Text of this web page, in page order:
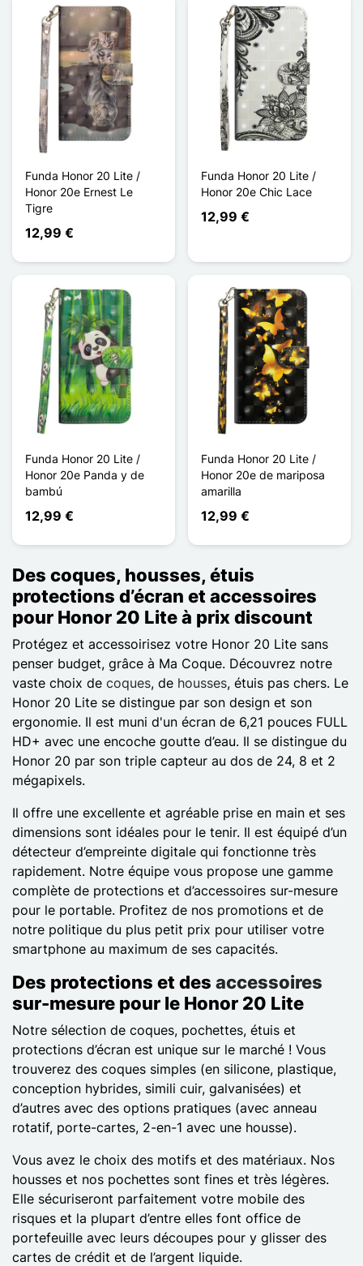
Funda Honor 20 Lite /
Honor 20e Ernest Le
Tigre
12,99 €
Funda Honor 20 Lite /
Honor 20e Chic Lace
12,99 €
Funda Honor 20 Lite /
Honor 20e Panda y de
bambú
12,99 €
Funda Honor 20 Lite /
Honor 20e de mariposa
amarilla
12,99 €
Des coques, housses, étuis
protections d’écran et accessoires
pour Honor 20 Lite à prix discount
Protégez et accessoirisez votre Honor 20 Lite sans
penser budget, grâce à Ma Coque. Découvrez notre
vaste choix de coques, de housses, étuis pas chers. Le
Honor 20 Lite se distingue par son design et son
ergonomie. Il est muni d'un écran de 6,21 pouces FULL
HD+ avec une encoche goutte d’eau. Il se distingue du
Honor 20 par son triple capteur au dos de 24, 8 et 2
mégapixels.
Il offre une excellente et agréable prise en main et ses
dimensions sont idéales pour le tenir. Il est équipé d’un
détecteur d’empreinte digitale qui fonctionne très
rapidement. Notre équipe vous propose une gamme
complète de protections et d’accessoires sur-mesure
pour le portable. Profitez de nos promotions et de
notre politique du plus petit prix pour utiliser votre
smartphone au maximum de ses capacités.
Des protections et des accessoires
sur-mesure pour le Honor 20 Lite
Notre sélection de coques, pochettes, étuis et
protections d’écran est unique sur le marché ! Vous
trouverez des coques simples (en silicone, plastique,
conception hybrides, simili cuir, galvanisées) et
d’autres avec des options pratiques (avec anneau
rotatif, porte-cartes, 2-en-1 avec une housse).
Vous avez le choix des motifs et des matériaux. Nos
housses et nos pochettes sont fines et très légères.
Elle sécuriseront parfaitement votre mobile des
risques et la plupart d’entre elles font office de
portefeuille avec leurs découpes pour y glisser des
cartes de crédit et de l’argent liquide.